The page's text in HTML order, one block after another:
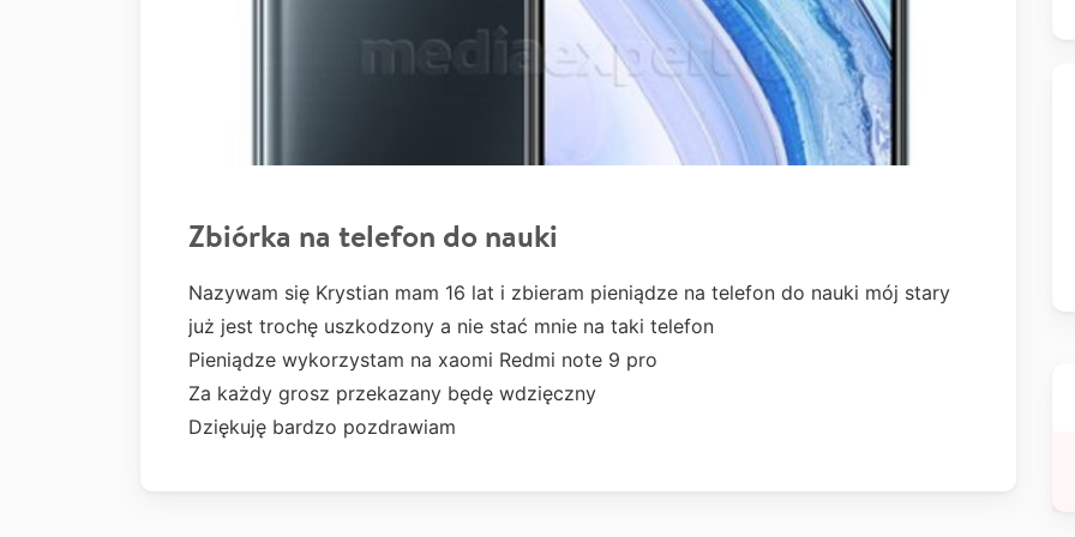
Zbiórka na telefon do nauki
Nazywam się Krystian mam 16 lat i zbieram pieniądze na telefon do nauki mój stary
już jest trochę uszkodzony a nie stać mnie na taki telefon
Pieniądze wykorzystam na xaomi Redmi note 9 pro
Za każdy grosz przekazany będę wdzięczny
Dziękuję bardzo pozdrawiam